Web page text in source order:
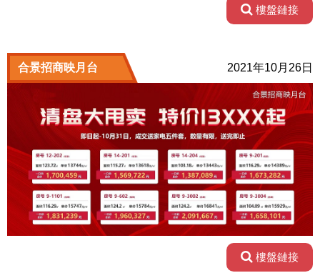
樓盤鏈接
2021年10月26日
合景招商映月台
樓盤鏈接